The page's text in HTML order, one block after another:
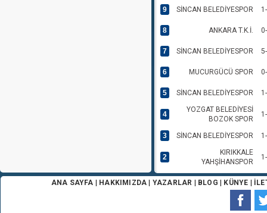
9 SİNCAN BELEDİYESPOR
8 ANKARA T.K.İ.
7 SİNCAN BELEDİYESPOR
6 MUCURGÜCÜ SPOR
5 SİNCAN BELEDİYESPOR
4
YOZGAT BELEDİYESİ
BOZOK SPOR
3 SİNCAN BELEDİYESPOR
2
KIRIKKALE
YAHŞİHANSPOR
1 ESKİL BELEDİYE SPOR
ANA SAYFA HAKKIMIZDA YAZARLAR BLOG KÜNYE